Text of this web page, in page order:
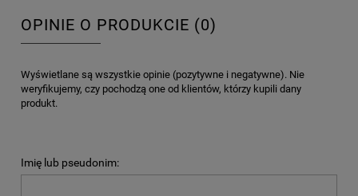
OPINIE O PRODUKCIE (0)
Wyświetlane są wszystkie opinie (pozytywne i negatywne). Nie
weryfikujemy, czy pochodzą one od klientów, którzy kupili dany
produkt.
Imię lub pseudonim: